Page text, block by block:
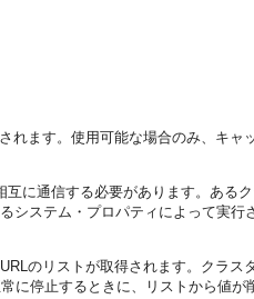
ます。使用可能な場合のみ、キ
に通信する必要があります。あ
ステム・プロパティによって実
のリストが取得されます。クラ
停止するときに、リストから値